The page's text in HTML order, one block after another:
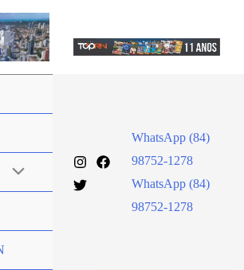
WhatsApp (84)
98752-1278
WhatsApp (84)
98752-1278